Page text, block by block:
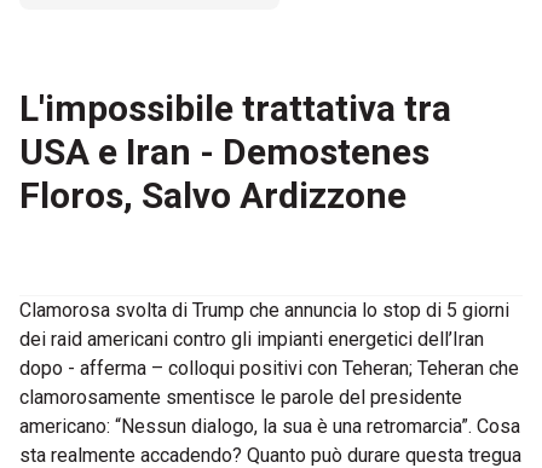
L'impossibile trattativa tra
USA e Iran - Demostenes
Floros, Salvo Ardizzone
Clamorosa svolta di Trump che annuncia lo stop di 5 giorni
dei raid americani contro gli impianti energetici dell’Iran
dopo - afferma – colloqui positivi con Teheran; Teheran che
clamorosamente smentisce le parole del presidente
americano: “Nessun dialogo, la sua è una retromarcia”. Cosa
sta realmente accadendo? Quanto può durare questa tregua